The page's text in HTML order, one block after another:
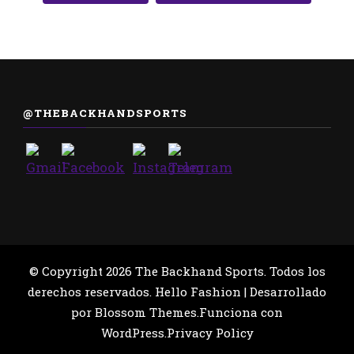
@THEBACKHANDSPORTS
© Copyright 2026 The Backhand Sports. Todos los
derechos reservados. Hello Fashion | Desarrollado
por Blossom Themes.Funciona con
WordPress.Privacy Policy